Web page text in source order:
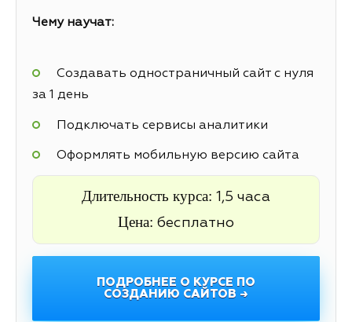
Чему научат:
Создавать одностраничный сайт с нуля
за 1 день
Подключать сервисы аналитики
Оформлять мобильную версию сайта
Длительность курса: 1,5 часа
Цена: бесплатно
ПОДРОБНЕЕ О КУРСЕ ПО
СОЗДАНИЮ САЙТОВ →